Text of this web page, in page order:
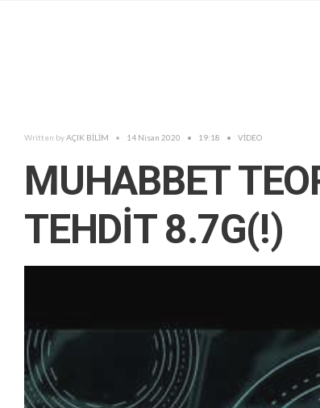
Written byAÇIK BİLİM • 14 Nisan 2020 • 19:18 • VİDEO
MUHABBET
TEHDİT 8.7G(!)